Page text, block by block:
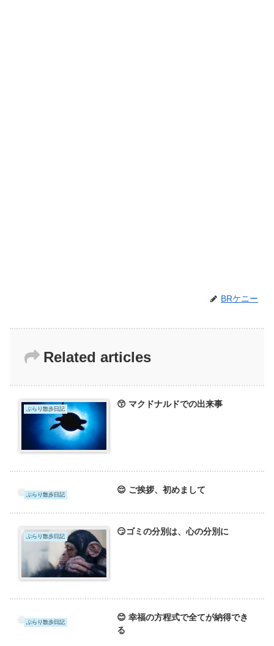
BRケニー
Related articles
ぶらり散歩日記 😙 マクドナルドでの出来事
ぶらり散歩日記 😌 ご挨拶、初めまして
ぶらり散歩日記 😏ゴミの分別は、心の分別に
ぶらり散歩日記
😊 幸福の方程式で全てが納得でき
る